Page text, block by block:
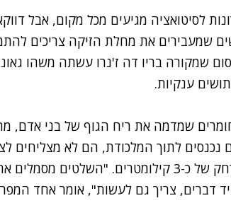
לסיטואציה מגיעים מכל מקום, אבל דווקא
שמעבירים את מחלת הזיקה צריכים
שמקורה בריו דה ז'נרו עשתה משהו
ענקיות.
שמדמה את ריח הגוף של בני אדם,
לתוך המלכודת, הם לא מצליחים
השלטים מצליחים למשוך יתושים ממרחק של כ-3 קילומטרים.
דברים, צריך גם לעשות", אומר אחד